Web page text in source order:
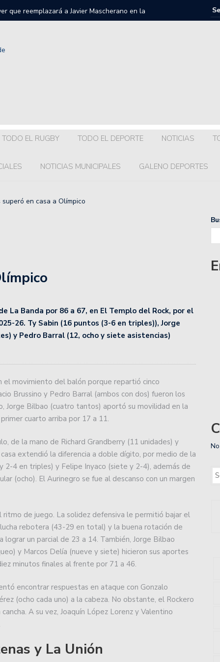
que reemplazará a Javier Mascherano en la
20.
a Colón?
para la clasificación a la AmeriCup 2025 de
de la Copa de la Liga.
Básket y complicó su futuro.
con Gimnasia de Mendoza.
buscando consolidar su levantada.
con un moderno centro de entrenamiento.
volvió a ganar Unión, un triunfazo para soñar con la
en un partido que terminó con polémica por la Copa de
hizo perder el conocimiento a un jugador de Colón:
Nacional recibiendo a Defensores Unidos de
TODO EL RUGBY TODO EL DEPORTE NOTICIAS
NOTICIAS MUNICIPALES GALENO DEPORTES
superó en casa a Olímpico
La Banda por 86 a 67, en El Templo del Rock, por el
26. Ty Sabin (16 puntos (3-6 en triples)), Jorge
y Pedro Barral (12, ocho y siete asistencias)
el movimiento del balón porque repartió cinco
Brussino y Pedro Barral (ambos con dos) fueron los
Jorge Bilbao (cuatro tantos) aportó su movilidad en la
cuarto arriba por 17 a 11.
de la mano de Richard Grandberry (11 unidades) y
extendió la diferencia a doble dígito, por medio de la
4 en triples) y Felipe Inyaco (siete y 2-4), además de
(ocho). El Aurinegro se fue al descanso con un margen
de juego. La solidez defensiva le permitió bajar el
rebotera (43-29 en total) y la buena rotación de
un parcial de 23 a 14. También, Jorge Bilbao
y Marcos Delía (nueve y siete) hicieron sus aportes
minutos finales al frente por 71 a 46.
encontrar respuestas en ataque con Gonzalo
(ocho cada uno) a la cabeza. No obstante, el Rockero
A su vez, Joaquín López Lorenz y Valentino
y La Unión